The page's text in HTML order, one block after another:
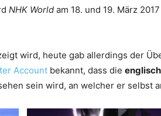
Games
NHK World am 18. und 19. März
wird, heute gab allerdings der
Account bekannt, dass die englisch
sein wird, an welcher er selbst